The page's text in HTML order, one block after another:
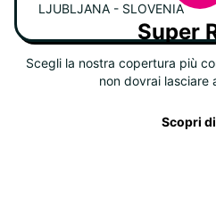
LJUBLJANA - SLOVENIA
Super
Scegli la nostra copertura più
non dovrai lasciare
Scopri